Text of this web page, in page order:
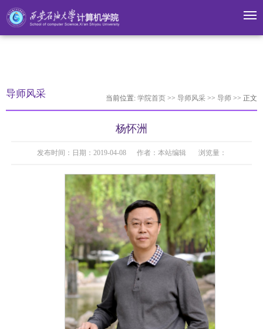
米兰·(milan)中国官网
导师风采 当前位置: 学院首页 >> 导师风采 >> 导师 >> 正文
杨怀洲
发布时间：日期：2019-04-08 作者：本站编辑 浏览量：